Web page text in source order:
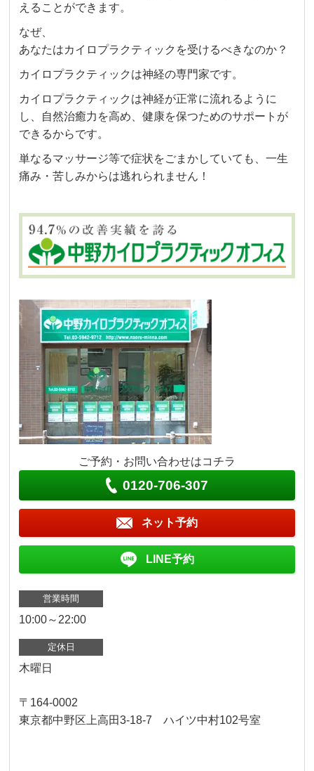
えることができます。
なぜ、
あなたはカイロプラクティックを受けるべきなのか？
カイロプラクティックは神経の専門家です。
カイロプラクティックは神経が正常に流れるように
し、自然治癒力を高め、健康を保つためのサポートが
できるからです。
単なるマッサージ等で症状をごまかしていても、一生
痛み・苦しみからは逃れられません！
ご予約・お問い合わせはコチラ
0120-706-307
ネット予約
LINE予約
営業時間
10:00～22:00
定休日
木曜日
〒164-0002
東京都中野区上高田3-18-7 ハイツ中村102号室